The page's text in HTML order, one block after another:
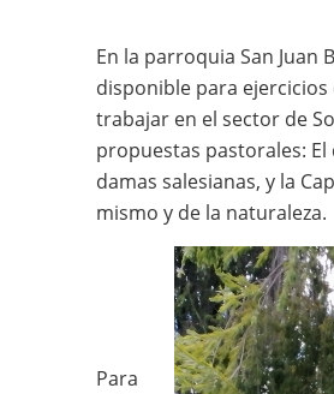
En la parroquia San Juan
disponible para
trabajar en el sector de
propuestas pastorales:
damas salesianas, y la
mismo y de la naturaleza.
Imagen
Para